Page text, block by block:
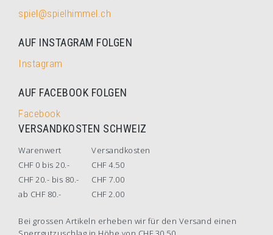
spiel@spielhimmel.ch
AUF INSTAGRAM FOLGEN
Instagram
AUF FACEBOOK FOLGEN
Facebook
VERSANDKOSTEN SCHWEIZ
Warenwert
Versandkosten
CHF 0 bis 20.-
CHF 4.50
CHF 20.- bis 80.-
CHF 7.00
ab CHF 80.-
CHF 2.00
Bei grossen Artikeln erheben wir für den Versand einen